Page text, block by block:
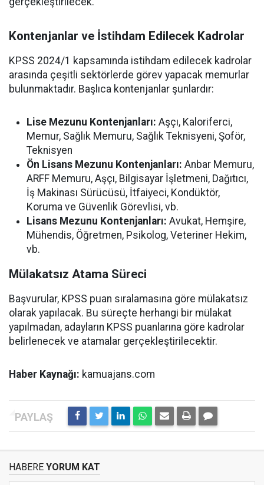
Kontenjanlar ve İstihdam Edilecek Kadrolar
KPSS 2024/1 kapsamında istihdam edilecek kadrolar
arasında çeşitli sektörlerde görev yapacak memurlar
bulunmaktadır. Başlıca kontenjanlar şunlardır:
Lise Mezunu Kontenjanları: Aşçı, Kaloriferci,
Memur, Sağlık Memuru, Sağlık Teknisyeni, Şoför,
Teknisyen
Ön Lisans Mezunu Kontenjanları: Anbar Memuru,
ARFF Memuru, Aşçı, Bilgisayar İşletmeni, Dağıtıcı,
İş Makinası Sürücüsü, İtfaiyeci, Kondüktör,
Koruma ve Güvenlik Görevlisi, vb.
Lisans Mezunu Kontenjanları: Avukat, Hemşire,
Mühendis, Öğretmen, Psikolog, Veteriner Hekim,
vb.
Mülakatsız Atama Süreci
Başvurular, KPSS puan sıralamasına göre mülakatsız
olarak yapılacak. Bu süreçte herhangi bir mülakat
yapılmadan, adayların KPSS puanlarına göre kadrolar
belirlenecek ve atamalar gerçekleştirilecektir.
Haber Kaynağı: kamuajans.com
HABERE YORUM KAT